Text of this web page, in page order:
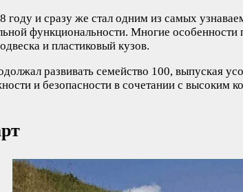
и сразу же стал одним из самых
функциональности. Многие
и пластиковый кузов.
развивать семейство 100, выпуская
и безопасности в сочетании с высоким